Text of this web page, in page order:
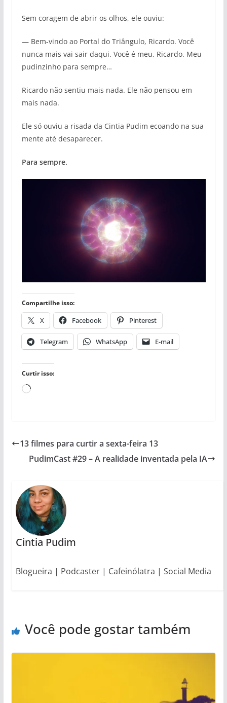
Sem coragem de abrir os olhos, ele ouviu:
— Bem-vindo ao Portal do Triângulo, Ricardo. Você
nunca mais vai sair daqui. Você é meu, Ricardo. Meu
pudinzinho para sempre…
Ricardo não sentiu mais nada. Ele não pensou em
mais nada.
Ele só ouviu a risada da Cintia Pudim ecoando na sua
mente até desaparecer.
Para sempre.
Compartilhe isso:
X Facebook Pinterest
Telegram WhatsApp E-mail
Curtir isso:
Carregando...
13 filmes para curtir a sexta-feira 13
PudimCast #29 – A realidade inventada pela IA
Cintia Pudim
Blogueira | Podcaster | Cafeinólatra | Social Media
Você pode gostar também